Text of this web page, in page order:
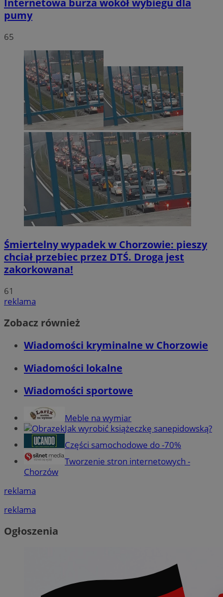
Internetowa burza wokół wybiegu dla
pumy
65
Śmiertelny wypadek w Chorzowie: pieszy
chciał przebiec przez DTŚ. Droga jest
zakorkowana!
61
reklama
Zobacz również
Wiadomości kryminalne w Chorzowie
Wiadomości lokalne
Wiadomości sportowe
Meble na wymiar
Jak wyrobić książeczkę sanepidowską?
Części samochodowe do -70%
Tworzenie stron internetowych -
Chorzów
reklama
reklama
Ogłoszenia